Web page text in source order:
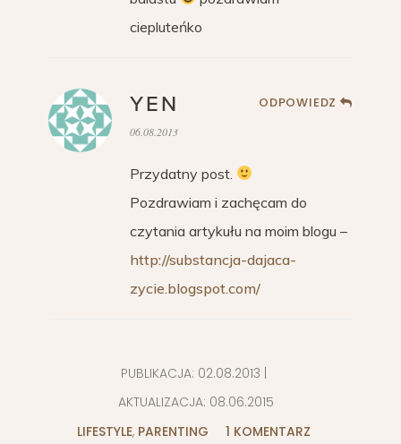
ciepluteńko
YEN ODPOWIEDZ
06.08.2013
Przydatny post.
Pozdrawiam i zachęcam do
czytania artykułu na moim blogu –
http://substancja-dajaca-
zycie.blogspot.com/
PUBLIKACJA: 02.08.2013 |
AKTUALIZACJA: 08.06.2015
LIFESTYLE, PARENTING 1 KOMENTARZ